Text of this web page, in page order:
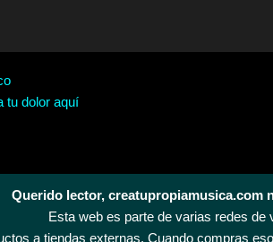
tu dolor aquí
Querido lector, creatupropiamusica.com
Esta web es parte de varias redes de
a tiendas externas. Cuando compras